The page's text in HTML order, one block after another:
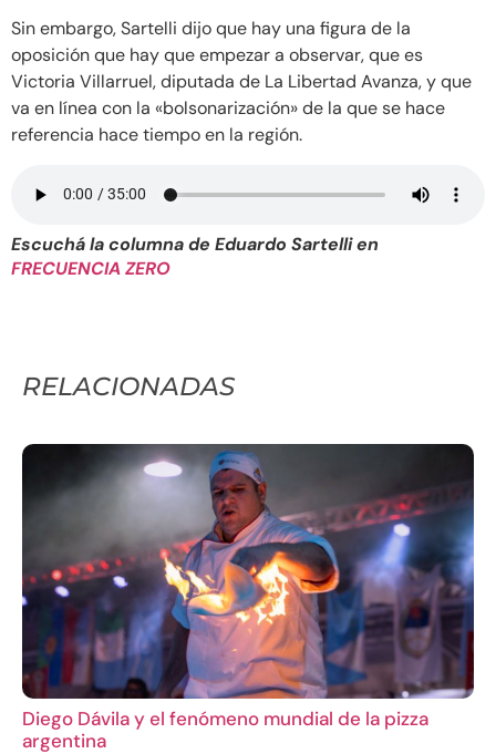
Sin embargo, Sartelli dijo que hay una figura de la
oposición que hay que empezar a observar, que es
Victoria Villarruel, diputada de La Libertad Avanza, y que
va en línea con la «bolsonarización» de la que se hace
referencia hace tiempo en la región.
Escuchá la columna de Eduardo Sartelli en
FRECUENCIA ZERO
RELACIONADAS
Diego Dávila y el fenómeno mundial de la pizza
argentina